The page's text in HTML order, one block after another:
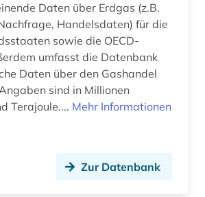
technologie (3)
telekommunikation (1)
Daten über Erdgas (z.B.
Handelsdaten) für die
sowie die OECD-
umfasst die Datenbank
Daten über den Gashandel
sind in Millionen
Terajoule.... Mehr Informationen
Zur Datenbank